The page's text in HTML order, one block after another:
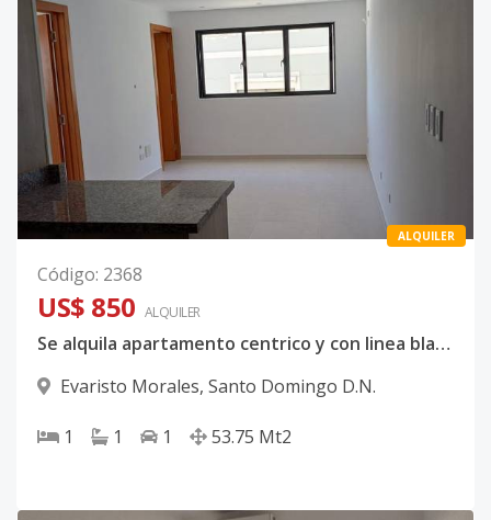
ALQUILER
Código: 2368
US$ 850 ALQUILER
Se alquila apartamento centrico y con linea blanca
Evaristo Morales, Santo Domingo D.N.
1 1 1 53.75 Mt2